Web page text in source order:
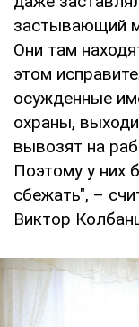
застывающий
Они там
этом
осужденные
охраны,
вывозят на
Поэтому у них
сбежать", –
Виктор